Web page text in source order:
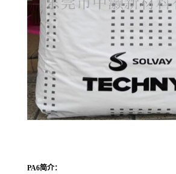
PA6简介：